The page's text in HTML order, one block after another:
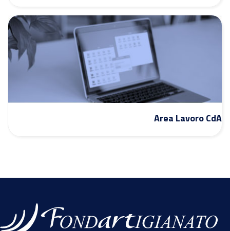
Area Lavoro CdA